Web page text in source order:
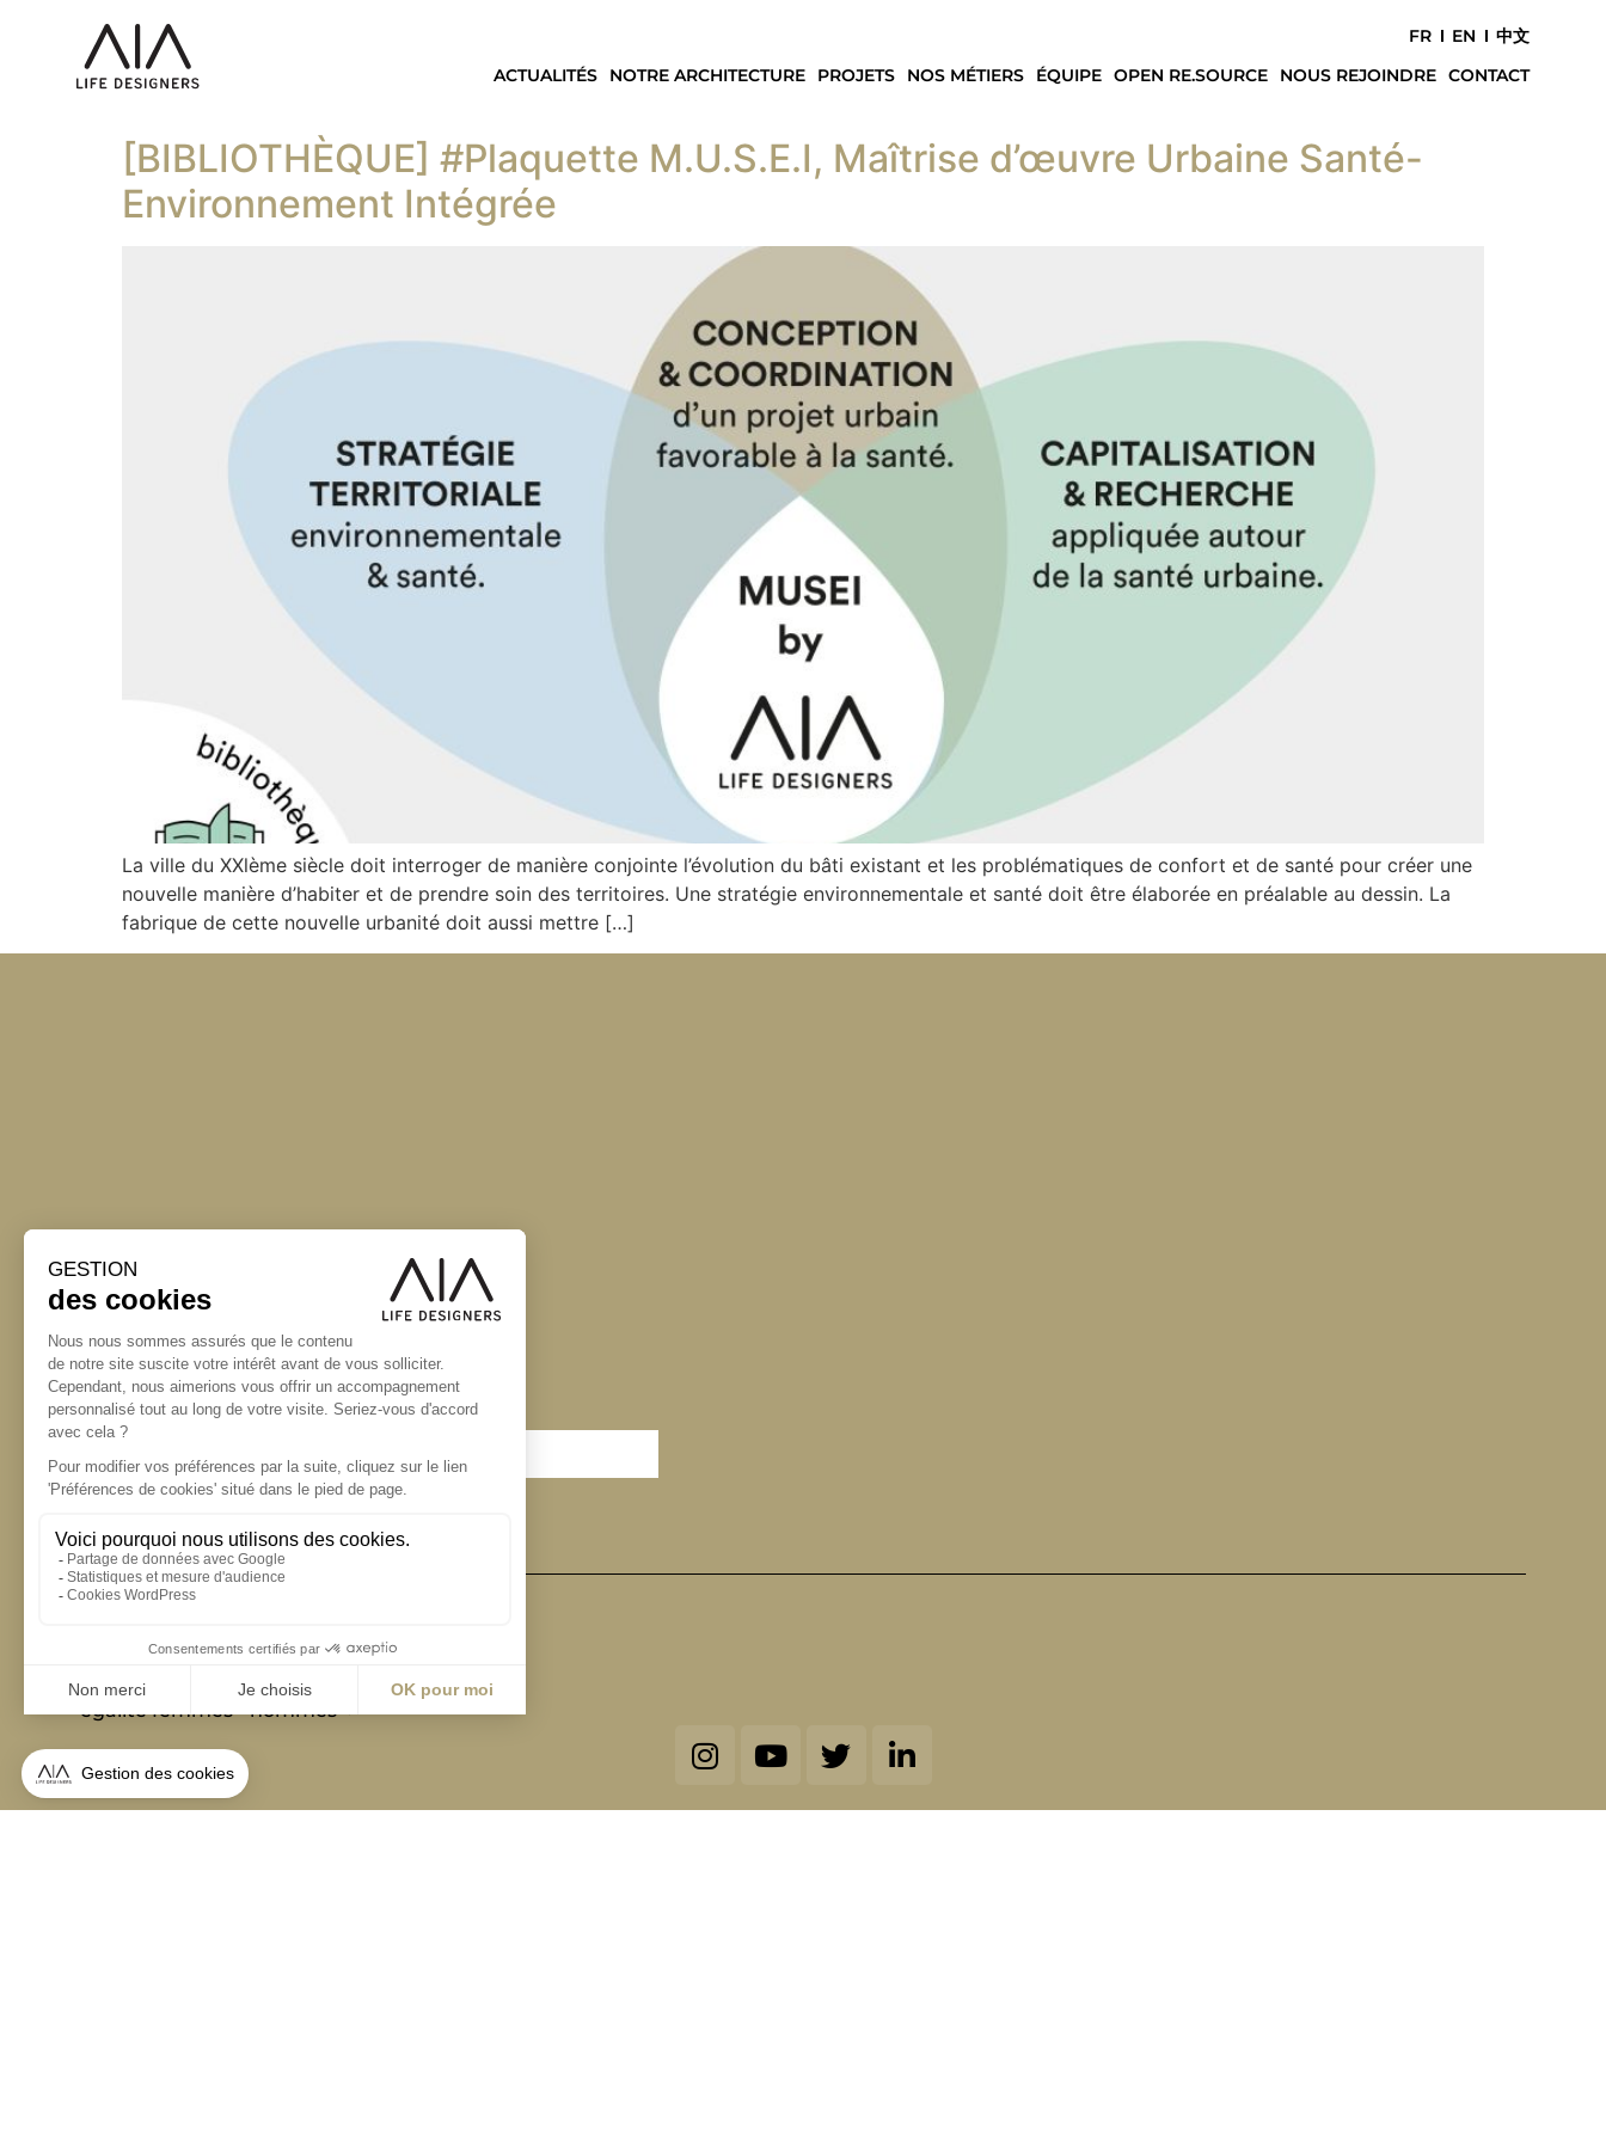
FR EN
中文
ACTUALITÉS
NOTRE ARCHITECTURE PROJETS NOS MÉTIERS ÉQUIPE OPEN RE.SOURCE NOUS REJOINDRE CONTACT
[BIBLIOTHÈQUE] #Plaquette M.U.S.E.I, Maîtrise d’œuvre Urbaine Santé-
Environnement Intégrée
La ville du XXlème siècle doit interroger de manière conjointe l’évolution du bâti existant et les problématiques de confort et de santé pour créer une
nouvelle manière d’habiter et de prendre soin des territoires. Une stratégie environnementale et santé doit être élaborée en préalable au dessin. La
fabrique de cette nouvelle urbanité doit aussi mettre […]
S'inscrire à la newsletter
Alternative:
presse@aialifedesigners.fr
mentions légales
égalité femmes - hommes